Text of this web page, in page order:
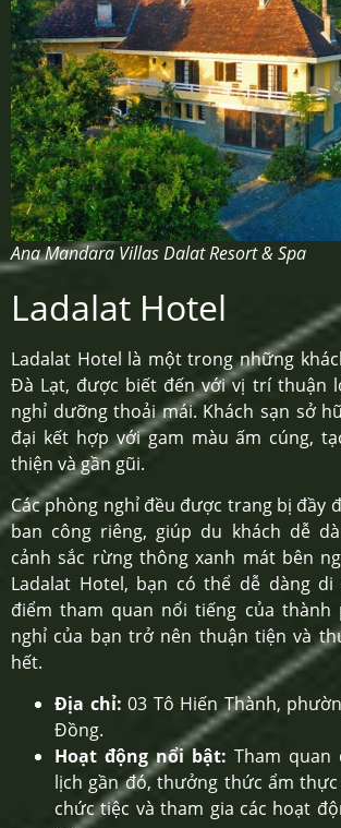
Ana Mandara Villas Dalat Resort & Spa
Ladalat Hotel
Ladalat Hotel là một trong những
Đà Lạt, được biết đến với vị trí thuận
nghỉ dưỡng thoải mái. Khách sạn sở
đại kết hợp với gam màu ấm cúng,
thiện và gần gũi.
Các phòng nghỉ đều được trang bị đầy
ban công riêng, giúp du khách dễ
cảnh sắc rừng thông xanh mát bên
Ladalat Hotel, bạn có thể dễ dàng di
điểm tham quan nổi tiếng của thành
nghỉ của bạn trở nên thuận tiện và
hết.
Địa chỉ: 03 Tô Hiến Thành,
Đồng.
Hoạt động nổi bật: Tham quan
lịch gần đó, thưởng thức ẩm
chức tiệc và tham gia các hoạt